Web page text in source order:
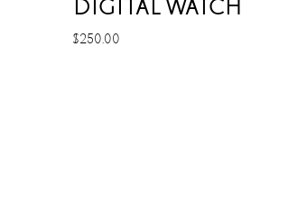
DIGITAL WATCH
$250.00